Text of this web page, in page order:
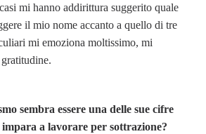
mi hanno addirittura suggerito quale
il mio nome accanto a quello di tre
mi emoziona moltissimo, mi
sembra essere una delle sue cifre
a lavorare per sottrazione?